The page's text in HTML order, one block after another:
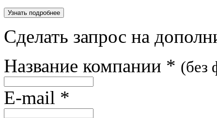
Узнать подробнее
Сделать запрос на
Название компании * (без
E-mail *